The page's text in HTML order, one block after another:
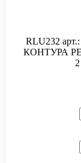
RLU232
КОНТУРА